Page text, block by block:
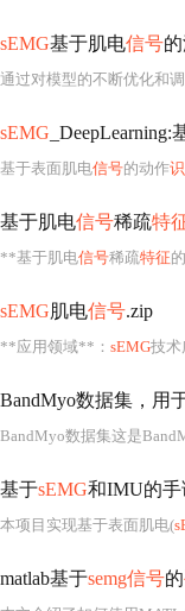
sEMG基于肌电信号
通过对模型的不断优化和
sEMG _DeepLearning:
基于表面肌电信号的动作
基于肌电信号稀疏特
**基于肌电信号稀疏特征的
sEMG肌电信号.zip
**应用领域**： sEMG技术广泛
BandMyo数据集，用
BandMyo数据集这是
基于sEMG和IMU的手
本项目实现基于表面肌电(
matlab基于semg信号的